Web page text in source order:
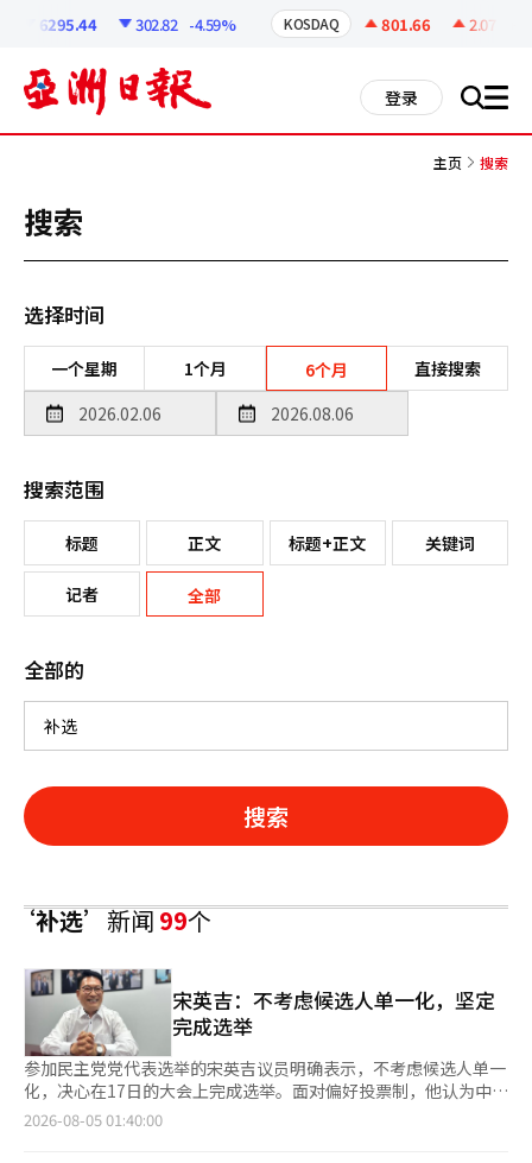
6295.44 302.82 -4.59% KOSDAQ 801.66 2.07
登录 搜 all
主页 搜索
搜索
选择时间
一个星期 1个月 6个月 直接搜索
搜索范围
标题 正文 标题+正文 关键词
记者 全部
全部的
搜索
‘补选’新闻99个
宋英吉：不考虑候选人单一化，坚定
完成选举
参加民主党党代表选举的宋英吉议员明确表示，不考虑候选人单一
化，决心在17日的大会上完成选举。面对偏好投票制，他认为中途
退选反而不利，并计划利用自己在地方自治团体和执政党领导的经
2026-08-05 01:40:00